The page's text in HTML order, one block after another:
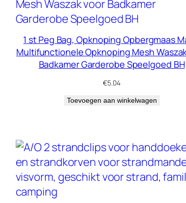
1 st Peg Bag, Opknoping Opbergmaas
Multifunctionele Opknoping Mesh
Badkamer Garderobe Speelgoed BH
€5.04
Toevoegen aan winkelwagen